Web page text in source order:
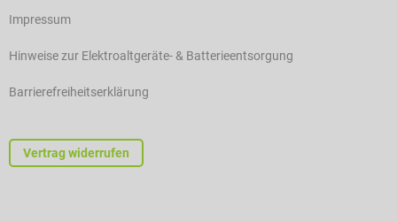
Impressum
Hinweise zur Elektroaltgeräte- & Batterieentsorgung
Barrierefreiheitserklärung
Vertrag widerrufen